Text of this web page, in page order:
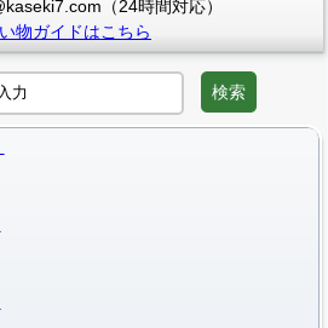
（24時間対応）
物ガイドはこちら
検索